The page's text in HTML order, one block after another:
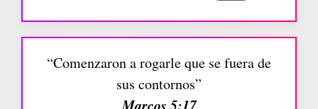
“Comenzaron a rogarle que se fuera de
sus contornos”
Marcos 5:17